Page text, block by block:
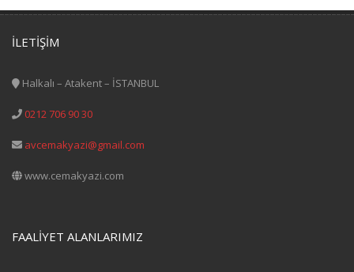
İLETİŞİM
Halkalı – Atakent – İSTANBUL
0212 706 90 30
avcemakyazi@gmail.com
www.cemakyazi.com
FAALİYET ALANLARIMIZ